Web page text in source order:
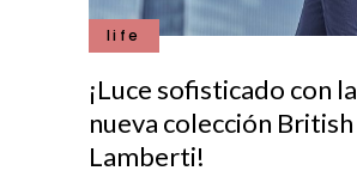
life
¡Luce sofisticado con la
nueva colección British
Lamberti!